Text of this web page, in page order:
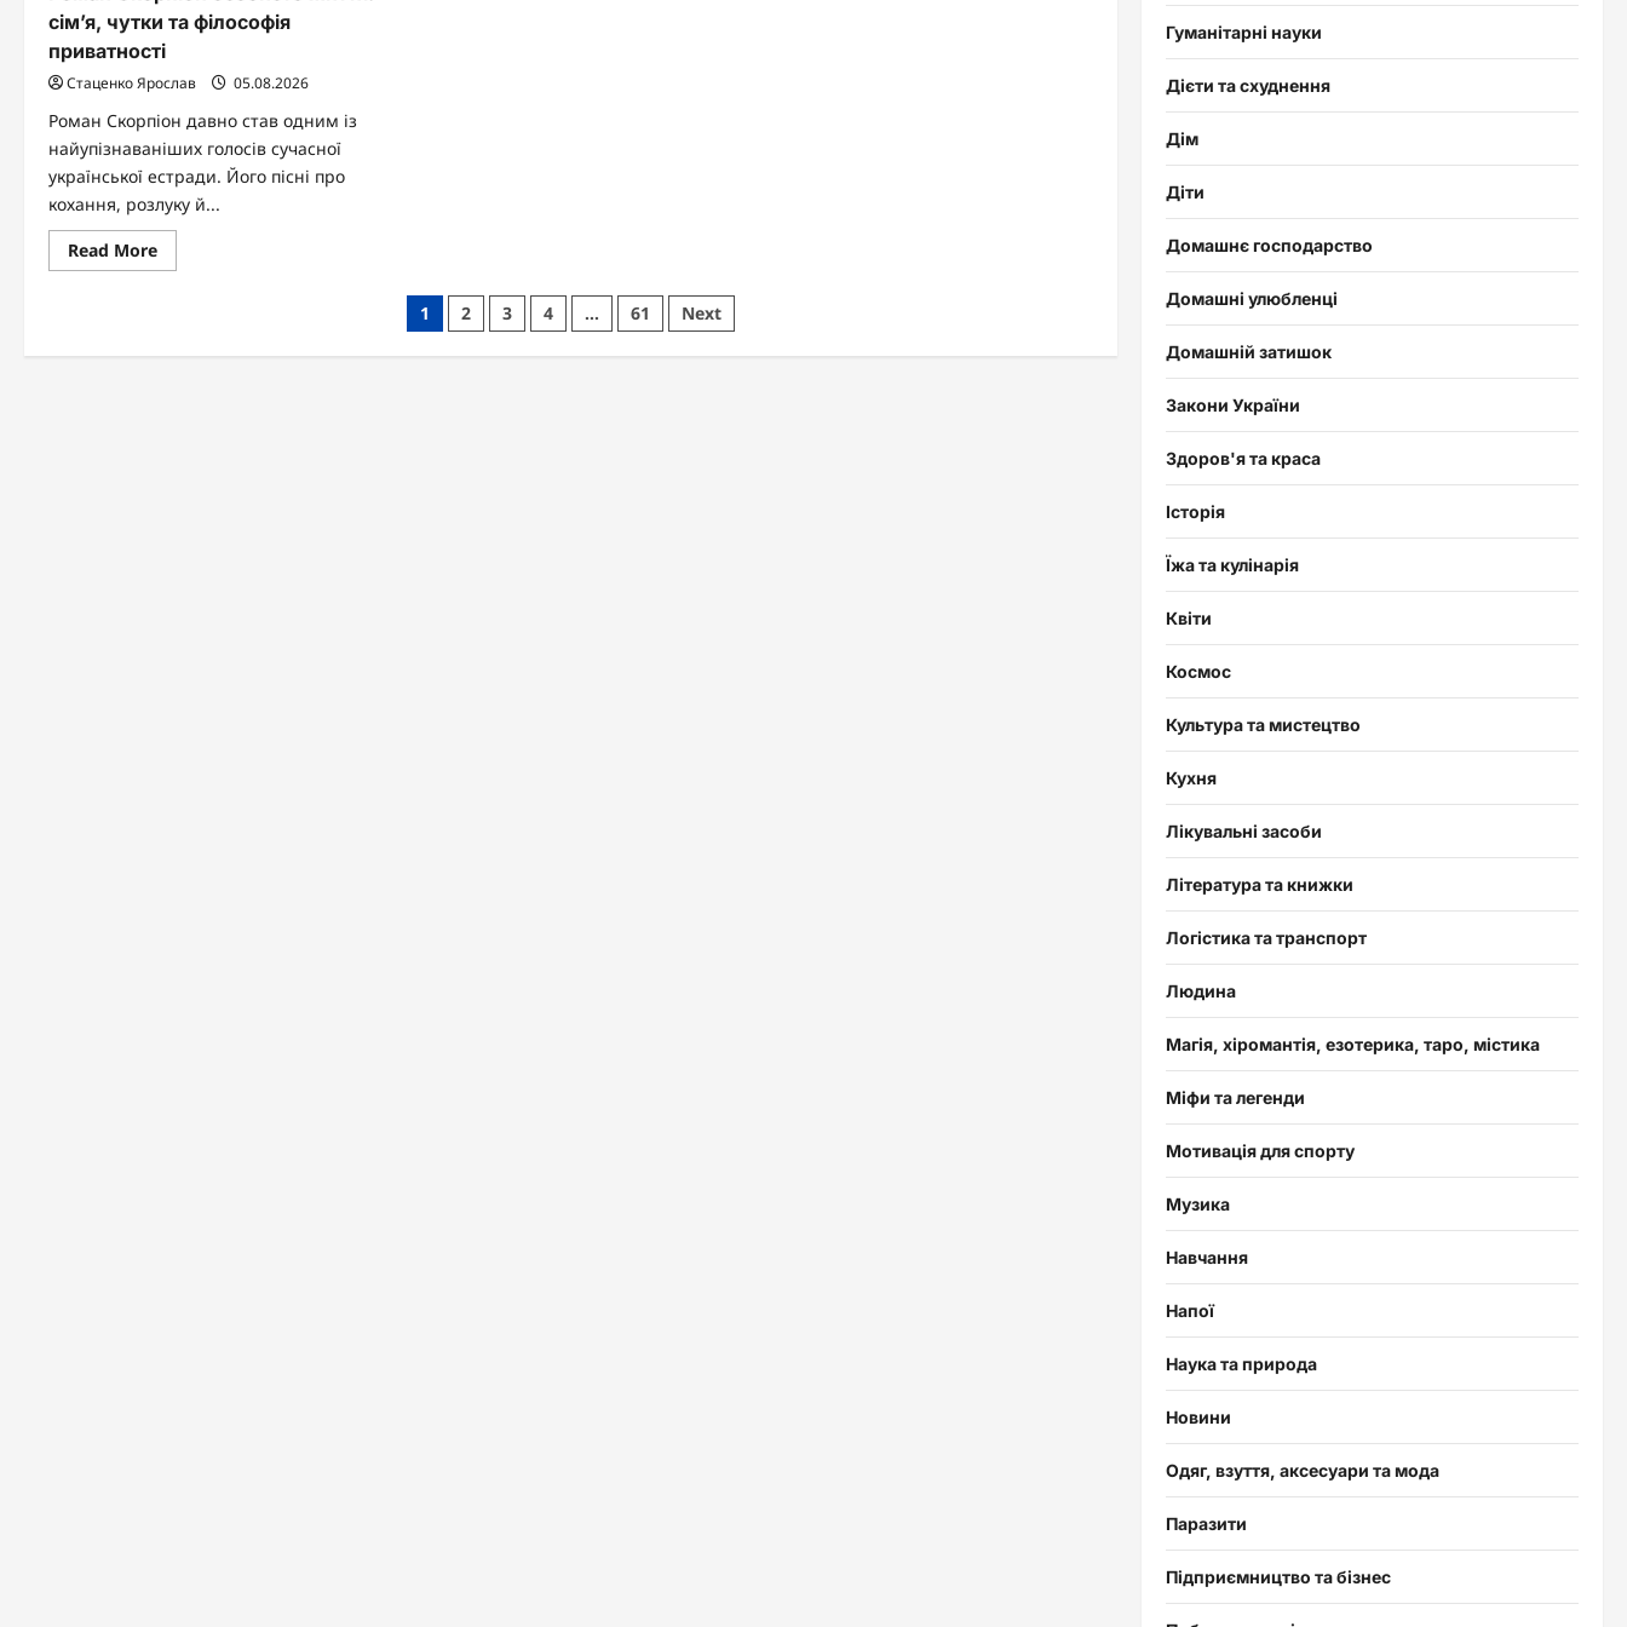
сім’я, чутки та філософія
приватності
Стаценко Ярослав 05.08.2026
Роман Скорпіон давно став одним із
найупізнаваніших голосів сучасної
української естради. Його пісні про
кохання, розлуку й...
Read MoreRead
more
життя:
Пагінація
записів
1 2 3 4 … 61 Next
Гуманітарні науки
Дієти та схуднення
Дім
Діти
Домашнє господарство
Домашні улюбленці
Домашній затишок
Закони України
Здоров'я та краса
Історія
Їжа та кулінарія
Квіти
Космос
Культура та мистецтво
Кухня
Лікувальні засоби
Література та книжки
Логістика та транспорт
Людина
Магія, хіромантія, езотерика, таро, містика
Міфи та легенди
Мотивація для спорту
Музика
Навчання
Напої
Наука та природа
Новини
Одяг, взуття, аксесуари та мода
Паразити
Підприємництво та бізнес